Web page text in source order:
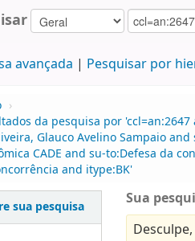
avançada Pesquisar por
›
da pesquisa por
Glauco Avelino Sampaio
CADE and su-to:Defesa da
and itype:BK'
sua pesquisa
Sua